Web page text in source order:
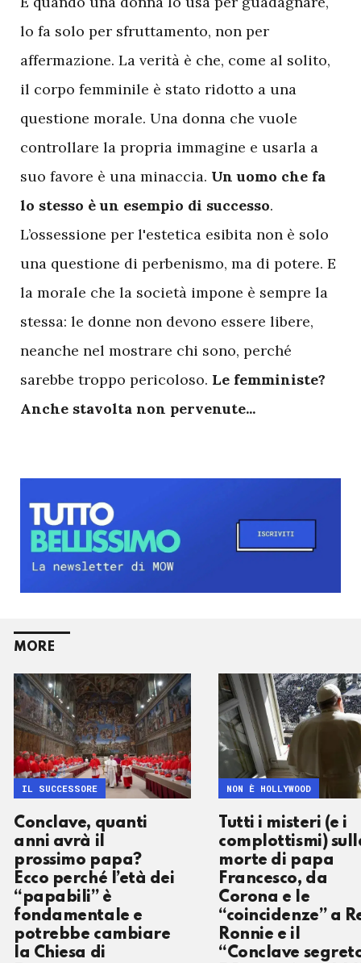
lo fa solo per sfruttamento, non per
affermazione. La verità è che, come al solito,
il corpo femminile è stato ridotto a una
questione morale. Una donna che vuole
controllare la propria immagine e usarla a
suo favore è una minaccia. Un uomo che fa
lo stesso è un esempio di successo.
L’ossessione per l'estetica esibita non è solo
una questione di perbenismo, ma di potere. E
la morale che la società impone è sempre la
stessa: le donne non devono essere libere,
neanche nel mostrare chi sono, perché
sarebbe troppo pericoloso. Le femministe?
Anche stavolta non pervenute...
MORE
Conclave, quanti
anni avrà il
prossimo papa?
Ecco perché l’età dei
“papabili” è
fondamentale e
potrebbe cambiare
la Chiesa di
IL SUCCESSORE
Tutti i misteri (e i
complottismi)
morte di papa
Francesco, da
Corona e le
“coincidenze” a
Ronnie e il
“Conclave
NON È HOLLYWOOD